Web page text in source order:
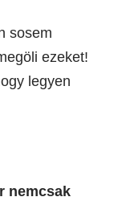
sosem
ezeket!
legyen
nemcsak